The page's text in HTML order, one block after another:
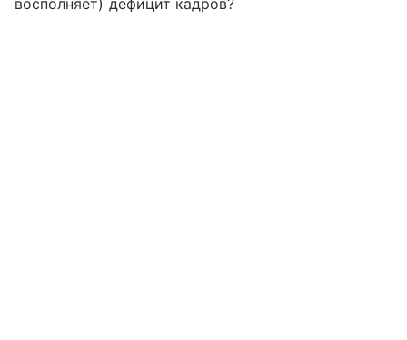
восполняет) дефицит кадров?